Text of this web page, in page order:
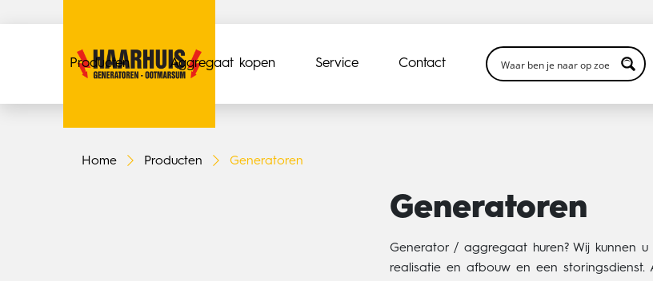
Producten Aggregaat kopen Service Contact
Home Producten Generatoren
Generatoren
Generator / aggregaat huren? Wij kunnen
realisatie en afbouw en een